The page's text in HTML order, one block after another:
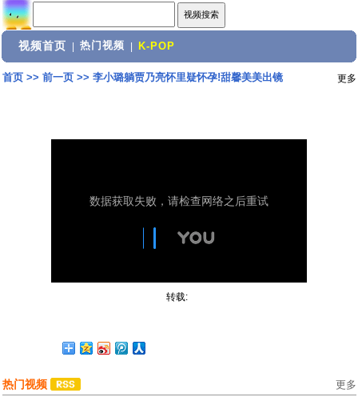
视频首页 热门视频 K-POP
首页>> 前一页>> 李小璐躺贾乃亮怀里疑怀孕!甜馨美美出镜 更多
转载:
热门视频 更多